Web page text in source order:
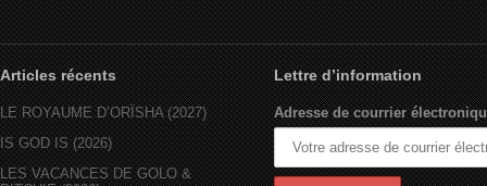
Articles récents
LE ROYAUME D’ORÏSHA (2027)
IS GOD IS (2026)
LES VACANCES DE GOLO &
Lettre d’information
Adresse de courrier